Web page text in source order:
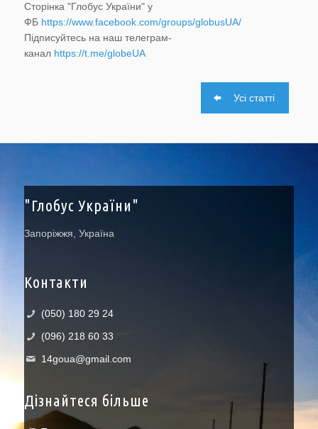
Сторінка "Глобус України" у
ФБ https://www.facebook.com/groups/globusUA/
Підписуйтесь на наш телеграм-
канал https://t.me/globeUA
Усі статті
"Глобус України"
Запоріжжя, Україна
Контакти
(050) 180 29 24
(096) 218 60 33
14goua@gmail.com
Дізнайтеся більше